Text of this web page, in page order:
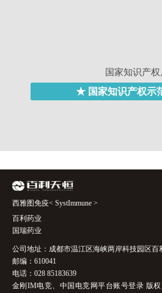
国家知识产权
★ 国家知识产权示
西雅图免疫< SystImmune >
百利药业
国瑞药业
公司地址：成都市温江区海峡两岸科技园区百
邮编：610041
电话：028 85183639
金刚IM电竞、中国电竞网平台账号登录 版权